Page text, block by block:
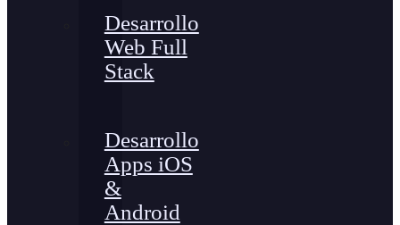
Desarrollo
Web Full
Stack
Desarrollo
Apps iOS
&
Android